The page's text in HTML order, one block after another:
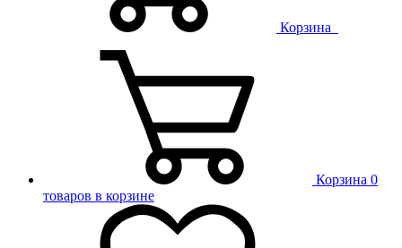
Корзина
Корзина 0
товаров в корзине